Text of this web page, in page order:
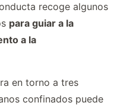
recoge algunos
para guiar a la
a la
en torno a tres
confinados puede